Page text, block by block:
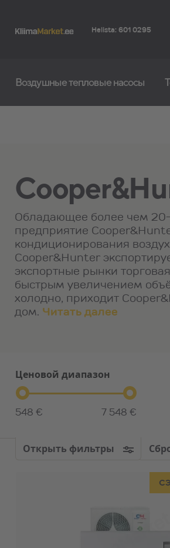
Helista: 601 0295
Воздушные тепловые насосы
Обладающее более чем
предприятие
кондиционирования
Cooper&Hunter
экспортные рынки
быстрым увеличением
холодно, приходит
дом. Читать далее
Ценовой диапазон
548 € 7 548 €
Oткрыть фильтры